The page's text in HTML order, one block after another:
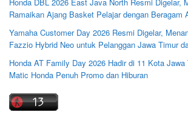
Ramaikan Ajang Basket Pelajar dengan Beragam
Yamaha Customer Day 2026 Resmi Digelar,
Fazzio Hybrid Neo untuk Pelanggan Jawa Timur
Honda AT Family Day 2026 Hadir di 11 Kota
Matic Honda Penuh Promo dan Hiburan